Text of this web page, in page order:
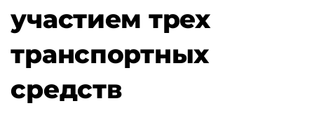
участием трех
транспортных
средств